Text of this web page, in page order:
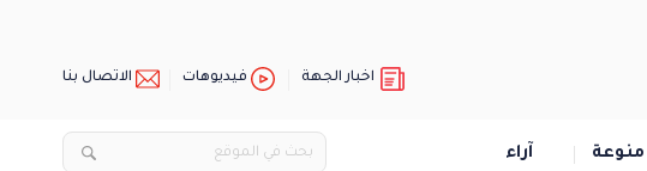
اخبار الجهة فيديوهات الاتصال بنا
منوعة آراء